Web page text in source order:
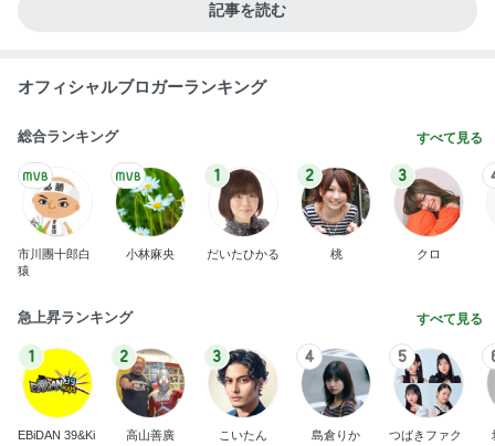
記事を読む
オフィシャルブロガーランキング
総合ランキング すべて見る
市川團十郎白
猿
小林麻央
1
だいたひかる
2
桃
3
クロ
急上昇ランキング すべて見る
1
EBiDAN 39&Ki
2
高山善廣
3
こいたん
4
島倉りか
5
つばきファク